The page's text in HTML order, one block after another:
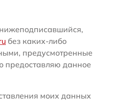
без каких-либо
предусмотренные
предоставляю данное
моих данных